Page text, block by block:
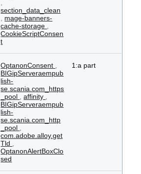
section_data_clean
mage-banners-
cache-storage
CookieScriptConsen
t
OptanonConsent
BIGipServeraempub
lish-
se.scania.com_https
_pool
,affinity
BIGipServeraempub
lish-
se.scania.com_http
_pool
com.adobe.alloy.get
Tld
OptanonAlertBoxClo
sed
1:a part